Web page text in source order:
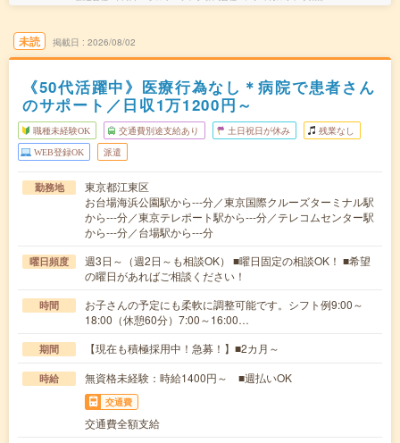
未読 掲載日 2026/08/02
《50代活躍中》医療行為なし＊病院で患者さん
のサポート／日収1万1200円～
職種未経験OK 交通費別途支給あり 土日祝日が休み 残業なし
WEB登録OK 派遣
勤務地
東京都江東区
お台場海浜公園駅から---分／東京国際クルーズターミナル駅
から---分／東京テレポート駅から---分／テレコムセンター駅
から---分／台場駅から---分
曜日頻度
週3日～（週2日～も相談OK） ■曜日固定の相談OK！ ■希望
の曜日があればご相談ください！
時間
お子さんの予定にも柔軟に調整可能です。シフト例9:00～
18:00（休憩60分）7:00～16:00…
期間 【現在も積極採用中！急募！】■2カ月～
時給 無資格未経験：時給1400円～ ■週払いOK
交通費
交通費全額支給